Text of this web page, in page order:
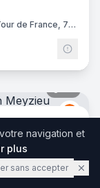
Parc Hôtelier Les Bouchardes, 60 Rue du Tour de France, 71570 Chaintré
Ibis
navigation et
plus
sans accepter